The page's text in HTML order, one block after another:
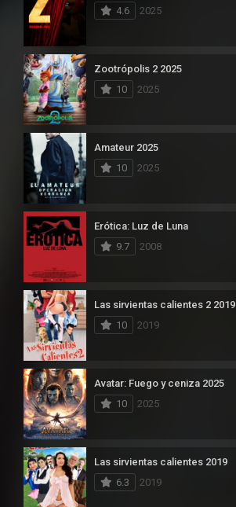
4.6 2025
Zootrópolis 2 2025
10
2025
Amateur 2025
10
2025
Erótica: Luz de Luna
9.7
2008
Las sirvientas calientes 2 2019
10
2019
Avatar: Fuego y ceniza 2025
10
2025
Las sirvientas calientes 2019
6.3
2019